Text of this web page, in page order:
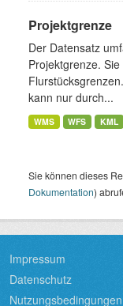
Projektgrenze
Der Datensatz
Projektgrenze.
kann nur durch...
WMS WFS KML
Sie können dieses
Dokumentation)
Impressum
Datenschutz
Nutzungsbedingungen